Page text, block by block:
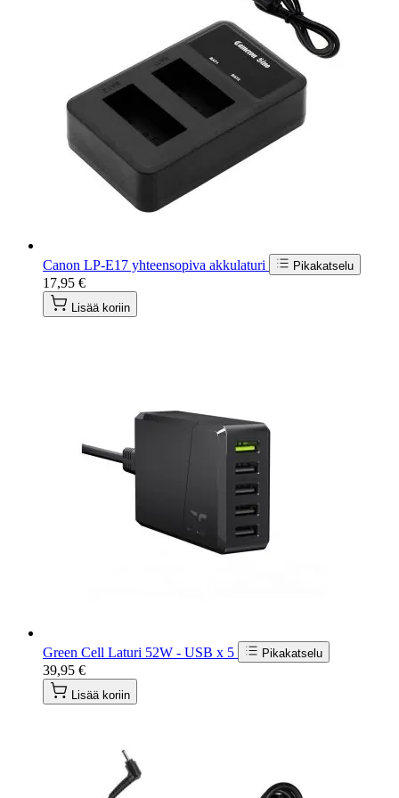
Canon LP-E17 yhteensopiva akkulaturi Pikakatselu
17,95 €
Lisää koriin
Green Cell Laturi 52W - USB x 5 Pikakatselu
39,95 €
Lisää koriin